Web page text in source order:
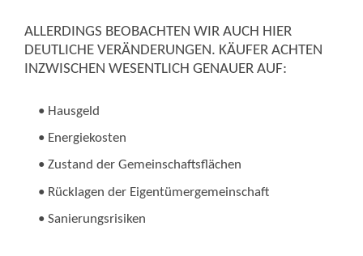
ALLERDINGS BEOBACHTEN WIR AUCH HIER
DEUTLICHE VERÄNDERUNGEN. KÄUFER ACHTEN
INZWISCHEN WESENTLICH GENAUER AUF:
• Hausgeld
• Energiekosten
• Zustand der Gemeinschaftsflächen
• Rücklagen der Eigentümergemeinschaft
• Sanierungsrisiken